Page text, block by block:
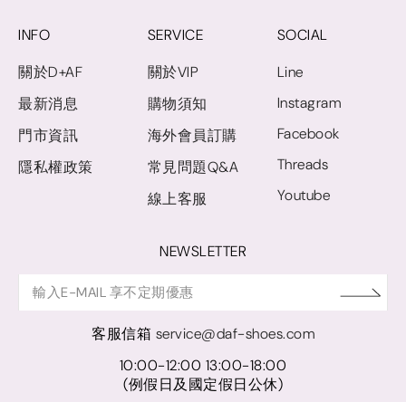
INFO
關於D+AF
最新消息
門市資訊
隱私權政策
SERVICE
關於VIP
購物須知
海外會員訂購
常見問題Q&A
線上客服
SOCIAL
Line
Instagram
Facebook
Threads
Youtube
NEWSLETTER
客服信箱 service@daf-shoes.com
10:00-12:00 13:00-18:00
(例假日及國定假日公休)